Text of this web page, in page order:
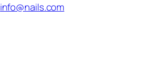
info@nails.com